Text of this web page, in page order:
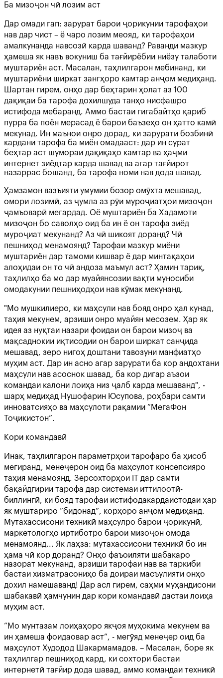
Ба мизоҷон чӣ лозим аст
Дар омади гап: зарурат барои ҷорикунии тарофаҳои
нав дар чист – ё чаро лозим меояд, ки тарофаҳои
амалкунанда навсозӣ карда шаванд? Раванди мазкур
ҳамеша як навъ вокуниш ба тағйирёбии ниёзу талаботи
муштариён аст. Масалан, таҳлилгарон мебинанд, ки
муштариёни ширкат зангҳоро камтар анҷом медиҳанд.
Шартан гирем, онҳо дар беҳтарин ҳолат аз 100
дақиқаи ба тарофа дохилшуда танҳо нисфашро
истифода мебаранд. Аммо бастаи гигабайтҳо қариб
пурра ба поён мерасад ё барои баъзеҳо он ҳатто камӣ
мекунад. Ин маънои онро дорад, ки зарурати бозбинӣ
кардани тарофа ба миён омадааст: дар ин сурат
беҳтар аст шумораи дақиқаҳо камтар ва ҳаҷми
интернет зиёдтар карда шавад ва агар тағйирот
назаррас бошанд, ба тарофа номи нав дода шавад.
Ҳамзамон вазъияти умумии бозор омӯхта мешавад,
омори лозимӣ, аз ҷумла аз рӯи муроҷиатҳои мизоҷон
ҷамъоварӣ мегардад. Оё муштариён ба Хадамоти
мизоҷон бо саволҳо оид ба ин ё он тарофа зиёд
муроҷиат мекунанд? Аз чӣ шикоят доранд? Чӣ
пешниҳод менамоянд? Тарофаи мазкур миёни
муштариён дар тамоми кишвар ё дар минтақаҳои
алоҳидаи он то чӣ андоза маъмул аст? Ҳамин тариқ,
таҳлилҳо ба мо дар муайянсозии вақти муносиби
омодакунии пешниҳодҳои нав кӯмак мекунанд.
"Мо мушкилиеро, ки маҳсули нав бояд онро ҳал кунад,
таҳия мекунем, арзиши онро муайян месозем. Ҳар як
идея аз нуқтаи назари фоидаи он барои мизоҷ ва
мақсаднокии иқтисодии он барои ширкат санҷида
мешавад, зеро нигоҳ доштани тавозуни манфиатҳо
муҳим аст. Дар ин асно агар зарурати ба кор андохтани
маҳсули нав асоснок шавад, ба кор дигар аъзои
командаи калони лоиҳа низ ҷалб карда мешаванд", -
шарҳ медиҳад Нушофарин Юсупова, роҳбари самти
инноватсияҳо ва маҳсулоти рақамии “МегаФон
Тоҷикистон”.
Кори командавӣ
Инак, таҳлилгарон параметрҳои тарофаро ба ҳисоб
мегиранд, менеҷерон оид ба маҳсулот консепсияро
таҳия менамоянд. Зерсохторҳои IT дар самти
бақайдгирии тарофа дар системаи иттилоотӣ-
биллингӣ, ки бояд тарофаи истифодакардаистодаи ҳар
як муштариро “бидонад”, корҳоро анҷом медиҳанд.
Мутахассисони техникӣ маҳсулро барои ҷорикунӣ,
маркетологҳо иртиботро барои мизоҷон омода
менамоянд... Як лаҳза: мутахассисони техникӣ бо ин
ҳама чӣ кор доранд? Онҳо фаъоиляти шабакаро
назорат мекунанд, арзиши тарофаи нав ва таркиби
бастаи хизматрасониҳо ба доираи масъулияти онҳо
дохил намешаванд! Дар асл гирем, саҳми муҳандисони
шабакавӣ ҳамчунин дар кори командавӣ дастаи лоиҳа
муҳим аст.
“Мо мунтазам лоиҳаҳоро якҷоя муҳокима мекунем ва
ин ҳамеша фоидаовар аст”, - мегӯяд менеҷер оид ба
маҳсулот Худодод Шакармамадов. – Масалан, боре як
таҳлилгар пешниҳод кард, ки сохтори бастаи
интернетӣ тағйир дода шавад, аммо командаи техникӣ